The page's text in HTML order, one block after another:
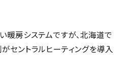
暖房システムですが、北海道で
セントラルヒーティングを導入